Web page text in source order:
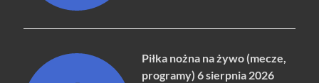
Piłka nożna na żywo (mecze,
programy) 6 sierpnia 2026